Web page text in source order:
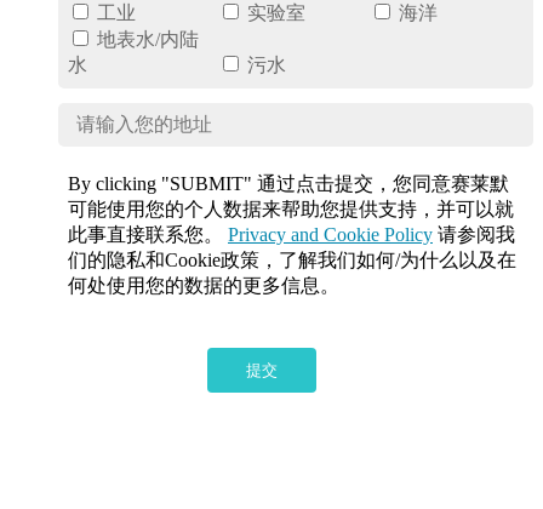
工业
实验室
海洋
地表水/内陆
水
污水
By clicking "SUBMIT" 通过点击提交，您同意赛莱默
可能使用您的个人数据来帮助您提供支持，并可以就
此事直接联系您。 Privacy and Cookie Policy 请参阅我
们的隐私和Cookie政策，了解我们如何/为什么以及在
何处使用您的数据的更多信息。
提交